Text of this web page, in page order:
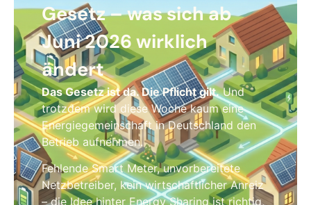
Gesetz – was sich ab
Juni 2026 wirklich
ändert
Das Gesetz ist da. Die Pflicht gilt.Und
trotzdem wird diese Woche kaum eine
Energiegemeinschaft in Deutschland den
Betrieb aufnehmen.
Fehlende Smart Meter, unvorbereitete
Netzbetreiber, kein wirtschaftlicher Anreiz
– die Idee hinter Energy Sharing ist richtig,